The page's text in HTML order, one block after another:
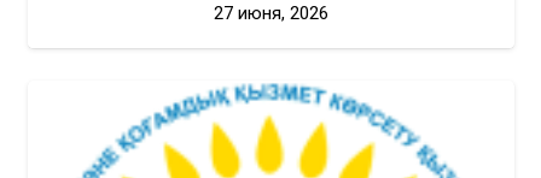
27 июня, 2026